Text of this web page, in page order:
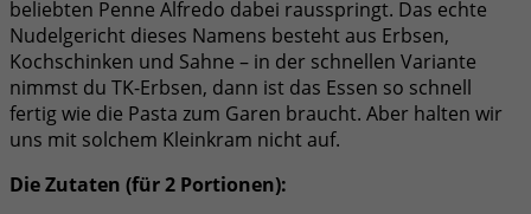
beliebten Penne Alfredo dabei rausspringt. Das echte
Nudelgericht dieses Namens besteht aus Erbsen,
Kochschinken und Sahne – in der schnellen Variante
nimmst du TK-Erbsen, dann ist das Essen so schnell
fertig wie die Pasta zum Garen braucht. Aber halten wir
uns mit solchem Kleinkram nicht auf.
Die Zutaten (für 2 Portionen):